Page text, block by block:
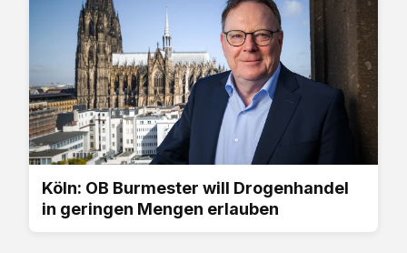
Köln: OB Burmester will Drogenhandel
in geringen Mengen erlauben